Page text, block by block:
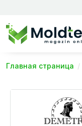
Главная страница